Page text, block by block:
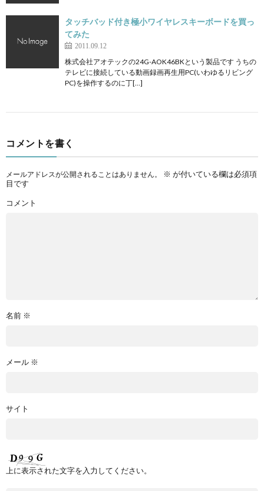
タッチバッド付き極小ワイヤレスキーボードを買っ
てみた
2011.09.12
株式会社アオテックの24G-AOK46BKという製品です うちの
テレビに接続している動画録画再生用PC(いわゆるリビング
PC)を操作するのに丁[…]
コメントを書く
メールアドレスが公開されることはありません。 ※ が付いている欄は必須項
目です
コメント
名前 ※
メール ※
サイト
上に表示された文字を入力してください。